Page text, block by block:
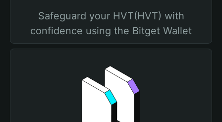
Safeguard your HVT(HVT) with
confidence using the Bitget Wallet